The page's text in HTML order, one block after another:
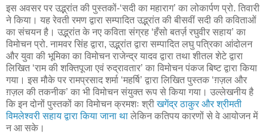
इस अवसर पर उद्भ्रांत की पुस्तकों-‘सदी का महाराग’ का लोकार्पण प्रो. तिवारी
ने किया। यह रेवती रमण द्वारा सम्पादित उद्भ्रांत की बीसवीं सदी की कविताओं
का संचयन है। उद्भ्रांत के नए कविता संग्रह ‘हँसो बतर्ज़ रघुवीर सहाय’ का
विमोचन प्रो. नामवर सिंह द्वारा, उद्भ्रांत द्वारा सम्पादित लघु पत्रिका आंदोलन
और युवा की भूमिका का विमोचन राजेन्द्र यादव द्वारा तथा शीतल शेटे द्वारा
लिखित ‘राम की शक्तिपूजा एवं रुद्रावतार’ का विमोचन पंकज बिष्ट द्वारा किया
गया। इस मौके पर रामप्रसाद शर्मा ‘महर्षि’ द्वारा लिखित पुस्तक ‘ग़ज़ल और
ग़ज़ल की तकनीक’ का भी विमोचन संयुक्त रूप से किया गया। उल्लेखनीय है
कि इन दोनों पुस्तकों का विमोचन क्रमशः श्रीखगेंद्र ठाकुर और श्रीमती
विमलेश्वरी सहाय द्वारा किया जाना था लेकिन कतिपय कारणों से वे आयोजन में
न आ सके।